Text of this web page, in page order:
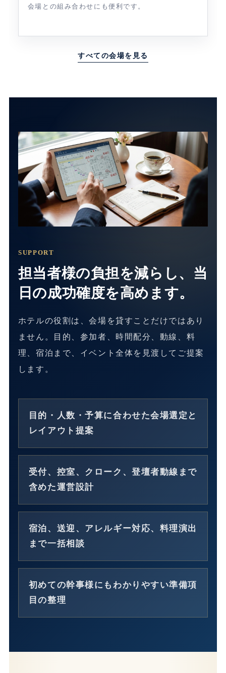
会場との組み合わせにも便利です。
すべての会場を見る
SUPPORT
担当者様の負担を減らし、当
日の成功確度を高めます。
ホテルの役割は、会場を貸すことだけではあり
ません。目的、参加者、時間配分、動線、料
理、宿泊まで、イベント全体を見渡してご提案
します。
目的・人数・予算に合わせた会場選定と
レイアウト提案
受付、控室、クローク、登壇者動線まで
含めた運営設計
宿泊、送迎、アレルギー対応、料理演出
まで一括相談
初めての幹事様にもわかりやすい準備項
目の整理